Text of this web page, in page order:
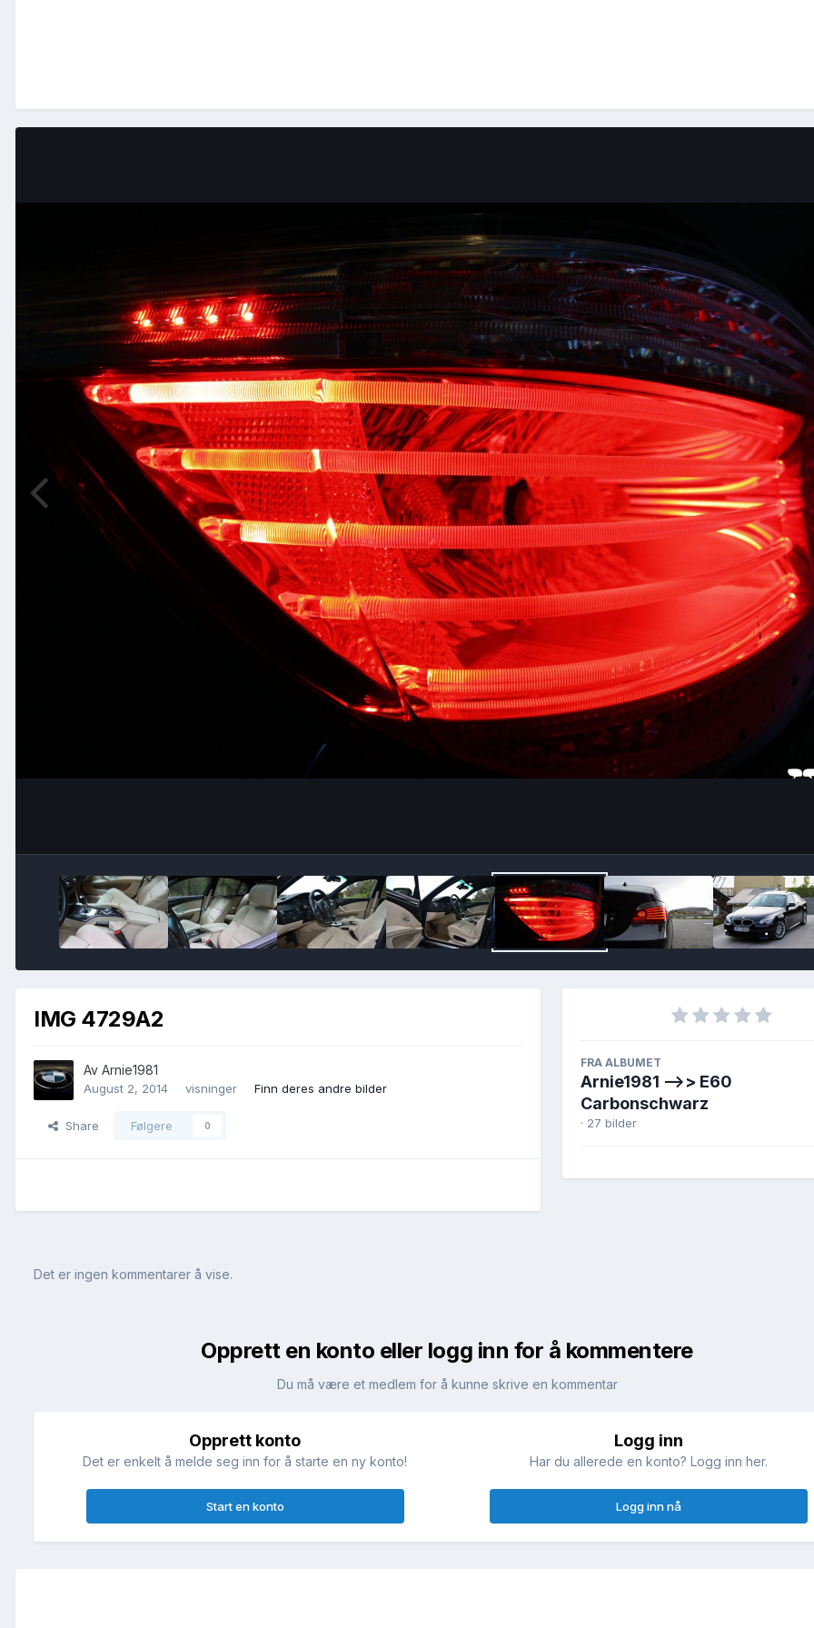
IMG 4729A2
Av Arnie1981
August 2, 2014 visninger Finn deres andre bilder
Share Følgere 0
FRA ALBUMET
Arnie1981 -->> E60
Carbonschwarz
· 27 bilder
Det er ingen kommentarer å vise.
Opprett en konto eller logg inn for å kommentere
Du må være et medlem for å kunne skrive en kommentar
Opprett konto
Det er enkelt å melde seg inn for å starte en ny konto!
Start en konto
Logg inn
Har du allerede en konto? Logg inn her.
Logg inn nå